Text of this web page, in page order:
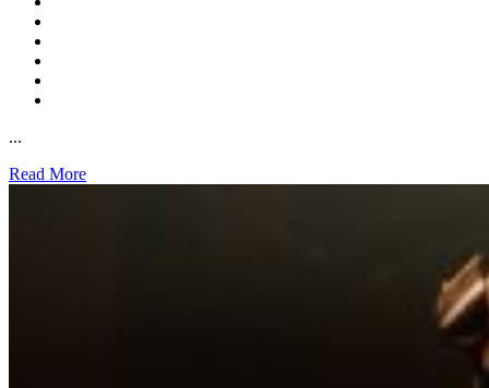
...
Read More